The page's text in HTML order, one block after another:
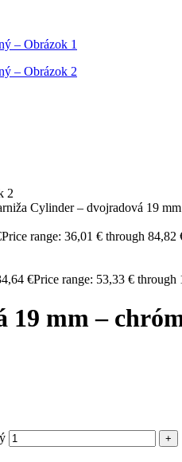
Cylinder – dvojradová 19
Price range: 36,01 € through 84,82
€Price range: 53,33 € through
19 mm –